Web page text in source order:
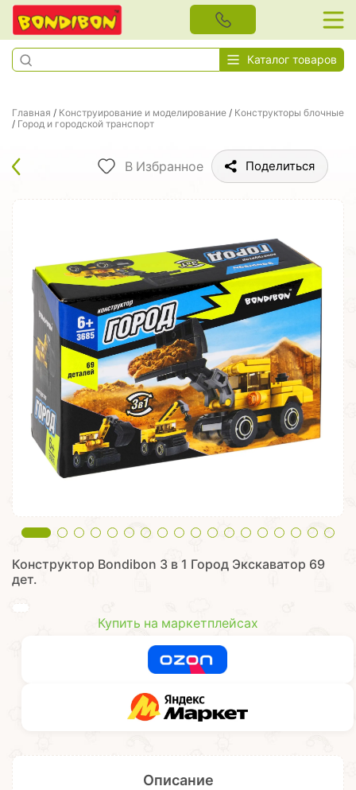
Каталог товаров
Главная / Конструирование и моделирование / Конструкторы блочные
/ Город и городской транспорт
В Избранное Поделиться
Конструктор Bondibon 3 в 1 Город Экскаватор 69
дет.
Купить на маркетплейсах
Описание